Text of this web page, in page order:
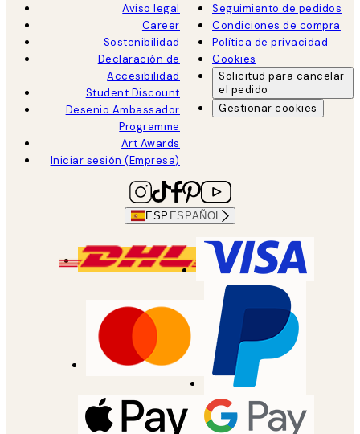
Aviso legal
Career
Sostenibilidad
Declaración de
Accesibilidad
Student Discount
Desenio Ambassador
Programme
Art Awards
Iniciar sesión (Empresa)
Seguimiento de pedidos
Condiciones de compra
Política de privacidad
Cookies
Solicitud para cancelar
el pedido
Gestionar cookies
ESP ESPAÑOL